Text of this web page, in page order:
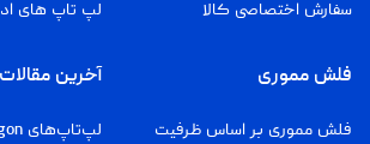
سفارش اختصاصی کالا
لپ تاپ های
فلش مموری
فلش مموری بر اساس ظرفیت
آخرین مقالات
لپ‌تاپ‌های ARM Snapdragon